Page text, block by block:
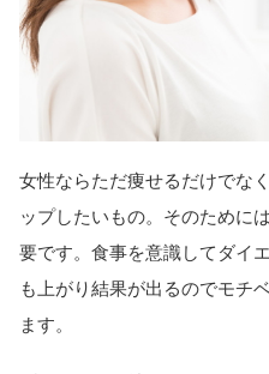
女性ならただ痩せるだけでな
ップしたいもの。そのために
要です。食事を意識してダイ
も上がり結果が出るのでモチ
ます。